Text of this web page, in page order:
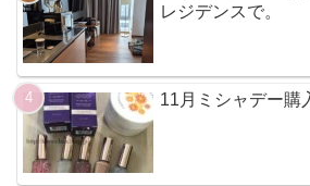
レジデンスで。
11月ミシャデー購